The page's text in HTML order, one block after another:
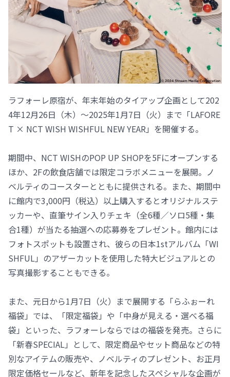
ラフォーレ原宿が、年末年始のタイアップ企画として202
4年12月26日（木）～2025年1月7日（火）まで「LAFORE
T × NCT WISH WISHFUL NEW YEAR」を開催する。
期間中、NCT WISHのPOP UP SHOPを5Fにオープンする
ほか、2Fの飲食店舗では限定コラボメニューを展開。ノ
ベルティのコースターとともに提供される。また、期間中
に館内で3,000円（税込）以上購入するとオリジナルステ
ッカーや、直筆サイン入りチェキ（全6種／ソロ5種・集
合1種）が当たる抽選への応募券をプレゼント。館内には
フォトスポットも設置され、彼らの日本1stアルバム「WI
SHFUL」のアザーカットを使用した特大ビジュアルとの
写真撮影することもできる。
また、元日から1月7日（火）まで展開する「らふぉーれ
福袋」では、「限定福袋」や「中身が見える・選べる福
袋」といった、ラフォーレならではの福袋を発売。さらに
「新春SPECIAL」として、限定商品やセット商品などの特
別なアイテムの販売や、ノベルティのプレゼント、お正月
限定価格セールなど、新年を記念したスペシャルな企画が